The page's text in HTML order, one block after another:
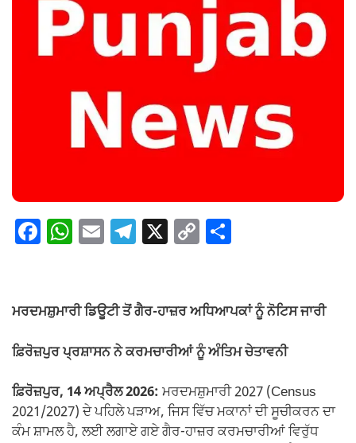
F
e
o
o
k
W
s
p
p
E T
gr
m
X C
y
n
k
e
ਮਰਦਮਸ਼ੁਮਾਰੀ ਡਿਊਟੀ ਤੋਂ ਗੈਰ-ਹਾਜ਼ਰ ਅਧਿਆਪਕਾਂ ਨੂੰ ਨੋਟਿਸ ਜਾਰੀ
ਫ਼ਿਰੋਜ਼ਪੁਰ ਪ੍ਰਸ਼ਾਸਨ ਨੇ ਕਰਮਚਾਰੀਆਂ ਨੂੰ ਅੰਤਿਮ ਚੇਤਾਵਨੀ
ਫ਼ਿਰੋਜ਼ਪੁਰ, 14 ਅਪ੍ਰੈਲ 2026: ਮਰਦਮਸ਼ੁਮਾਰੀ 2027 (Census
2021/2027) ਦੇ ਪਹਿਲੇ ਪੜਾਅ, ਜਿਸ ਵਿੱਚ ਮਕਾਨਾਂ ਦੀ ਸੂਚੀਕਰਨ ਦਾ
ਕੰਮ ਸ਼ਾਮਲ ਹੈ, ਲਈ ਲਗਾਏ ਗਏ ਗੈਰ-ਹਾਜ਼ਰ ਕਰਮਚਾਰੀਆਂ ਵਿਰੁੱਧ